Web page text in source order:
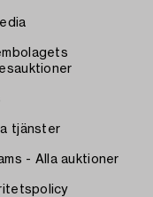
tjänster
- Alla auktioner